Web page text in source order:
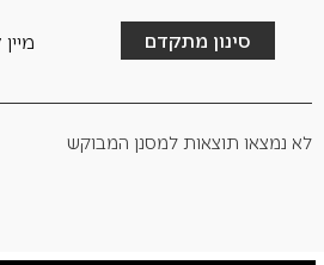
סינון מתקדם
לא נמצאו תוצאות למסנן המבוקש